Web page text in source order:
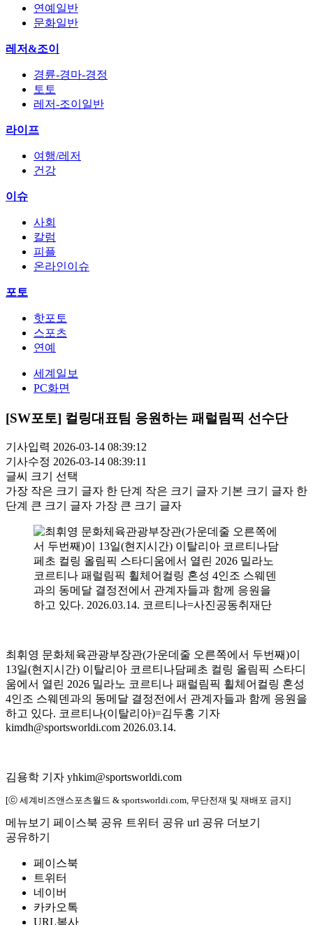
연예일반
문화일반
레저&조이
경륜-경마-경정
토토
레저-조이일반
라이프
여행/레저
건강
이슈
사회
칼럼
피플
온라인이슈
포토
핫포토
스포츠
연예
세계일보
PC화면
[SW포토] 컬링대표팀 응원하는 패럴림픽 선수단
기사입력 2026-03-14 08:39:12
기사수정 2026-03-14 08:39:11
글씨 크기 선택
가장 작은 크기 글자 한 단계 작은 크기 글자 기본 크기 글자 한
단계 큰 크기 글자 가장 큰 크기 글자
최휘영 문화체육관광부장관(가운데줄 오른쪽에서 두번째)이
13일(현지시간) 이탈리아 코르티나담페초 컬링 올림픽 스타디
움에서 열린 2026 밀라노 코르티나 패럴림픽 휠체어컬링 혼성
4인조 스웨덴과의 동메달 결정전에서 관계자들과 함께 응원을
하고 있다. 코르티나(이탈리아)=김두홍 기자
kimdh@sportsworldi.com 2026.03.14.
김용학 기자 yhkim@sportsworldi.com
[ⓒ 세계비즈앤스포츠월드 & sportsworldi.com, 무단전재 및 재배포 금지]
메뉴보기 페이스북 공유 트위터 공유 url 공유 더보기
공유하기
페이스북
트위터
네이버
카카오톡
URL복사